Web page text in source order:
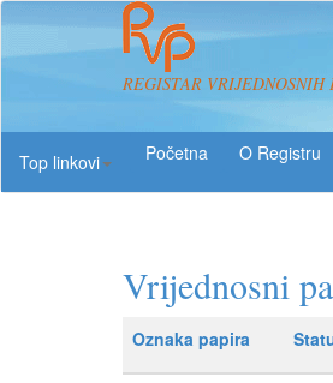
REGISTAR
Top linkovi
O Registru
Vrijednosni
Oznaka papira